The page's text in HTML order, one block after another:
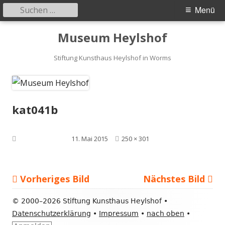
Museum Heylshof
Stiftung Kunsthaus Heylshof in Worms
Primäres
Menü
Suchen
nach:
kat041b
11. Mai 2015
Volle
250 × 301
Vorheriges Bild Nächstes Bild
Footer
Inhalt
© 2000–2026 Stiftung Kunsthaus Heylshof •
Datenschutzerklärung • Impressum • nach oben •